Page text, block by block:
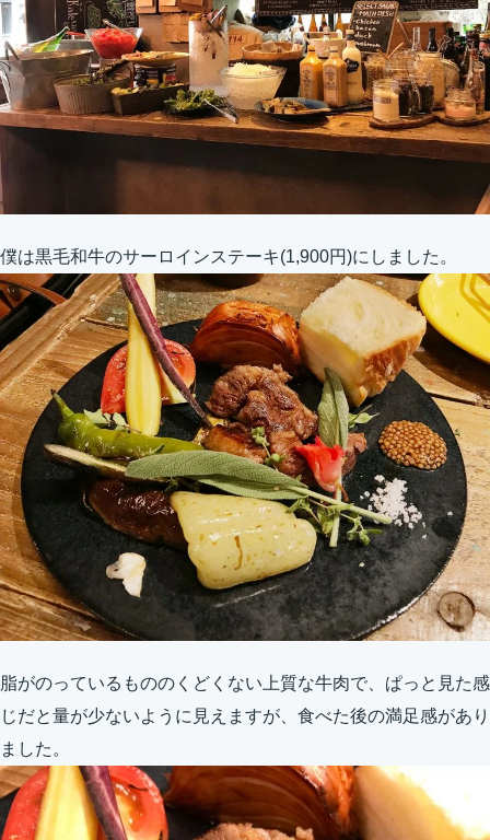
僕は黒毛和牛のサーロインステーキ(1,900円)にしました。
脂がのっているもののくどくない上質な牛肉で、ぱっと見た感
じだと量が少ないように見えますが、食べた後の満足感があり
ました。